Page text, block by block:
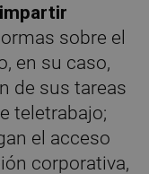
sobre el
en su caso,
de sus tareas
teletrabajo;
el acceso
corporativa,